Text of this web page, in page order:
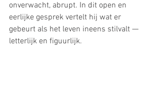
onverwacht, abrupt. In dit open en
eerlijke gesprek vertelt hij wat er
gebeurt als het leven ineens stilvalt —
letterlijk en figuurlijk.